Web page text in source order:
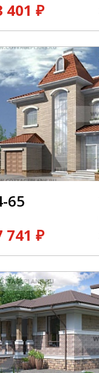
401 ₽
65
741 ₽